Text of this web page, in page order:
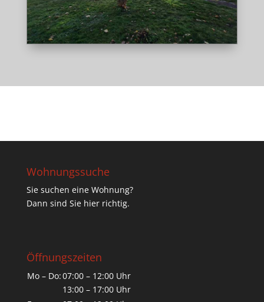
Wohnungssuche
Sie suchen eine Wohnung?
Dann sind Sie hier richtig.
Öffnungszeiten
Mo – Do:07:00 – 12:00 Uhr
13:00 – 17:00 Uhr